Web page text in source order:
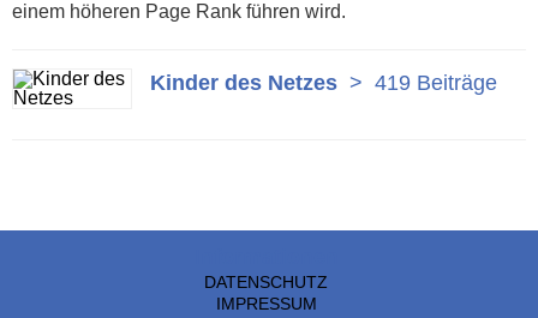
einem höheren Page Rank führen wird.
Kinder des Netzes > 419 Beiträge
DATENSCHUTZ
IMPRESSUM